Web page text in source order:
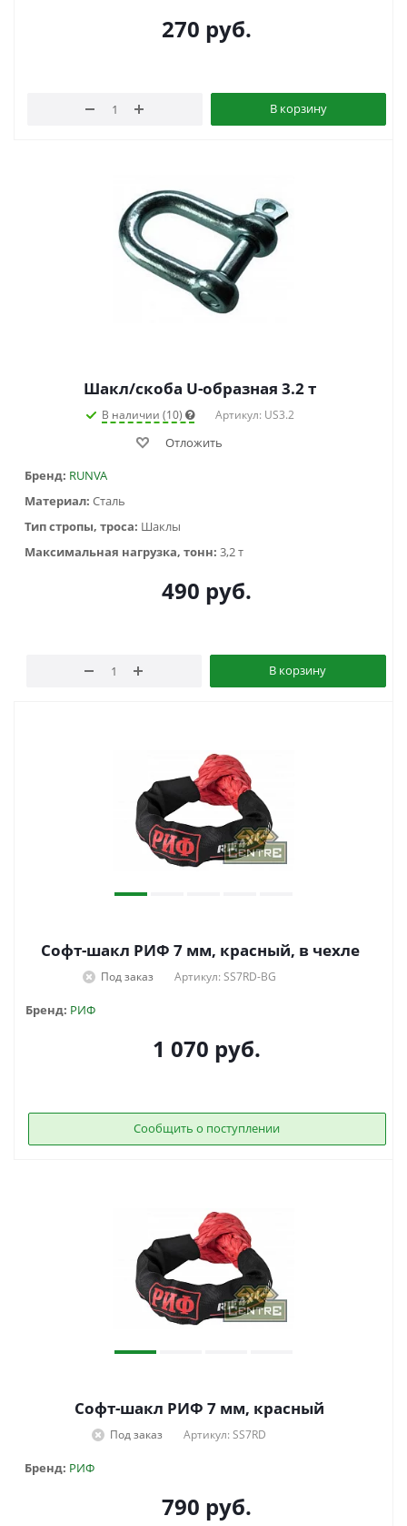
270 руб.
В корзину
Шакл/скоба U-образная 3.2 т
В наличии (10) Артикул: US3.2
Отложить
Бренд: RUNVA
Материал: Сталь
Тип стропы, троса: Шаклы
Максимальная нагрузка, тонн: 3,2 т
490 руб.
В корзину
Софт-шакл РИФ 7 мм, красный, в чехле
Под заказ Артикул: SS7RD-BG
Бренд: РИФ
1 070 руб.
Сообщить о поступлении
Софт-шакл РИФ 7 мм, красный
Под заказ Артикул: SS7RD
Бренд: РИФ
790 руб.